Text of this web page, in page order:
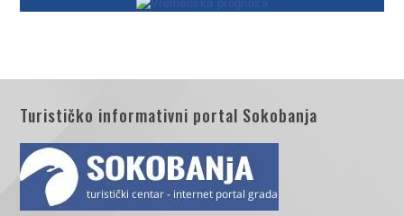
Turističko informativni portal Sokobanja